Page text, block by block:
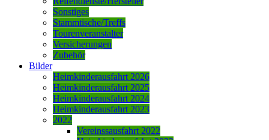
Sonstiges
Stammtische/Treffs
Tourenveranstalter
Versicherungen
Zubehör
Bilder
Heimkinderausfahrt 2026
Heimkinderausfahrt 2025
Heimkinderausfahrt 2024
Heimkinderausfahrt 2023
2022
Vereinssausfahrt 2022